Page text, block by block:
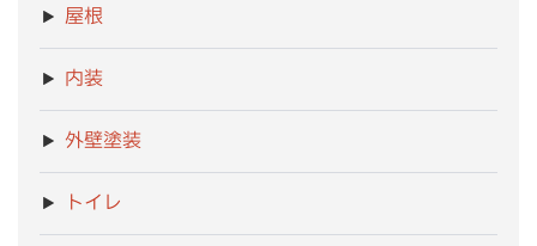
屋根
内装
外壁塗装
トイレ